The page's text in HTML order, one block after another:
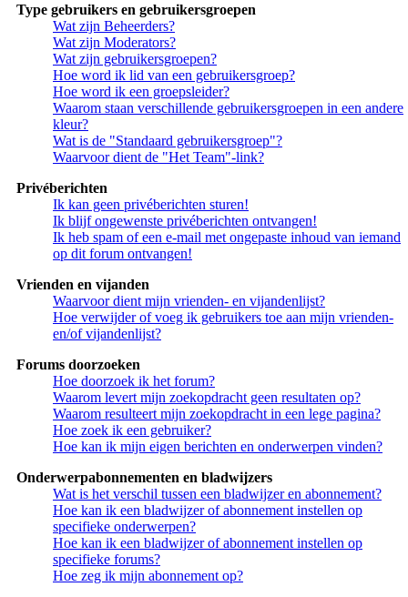
Type gebruikers en gebruikersgroepen
Wat zijn Beheerders?
Wat zijn Moderators?
Wat zijn gebruikersgroepen?
Hoe word ik lid van een gebruikersgroep?
Hoe word ik een groepsleider?
Waarom staan verschillende gebruikersgroepen in een andere
kleur?
Wat is de "Standaard gebruikersgroep"?
Waarvoor dient de "Het Team"-link?
Privéberichten
Ik kan geen privéberichten sturen!
Ik blijf ongewenste privéberichten ontvangen!
Ik heb spam of een e-mail met ongepaste inhoud van iemand
op dit forum ontvangen!
Vrienden en vijanden
Waarvoor dient mijn vrienden- en vijandenlijst?
Hoe verwijder of voeg ik gebruikers toe aan mijn vrienden-
en/of vijandenlijst?
Forums doorzoeken
Hoe doorzoek ik het forum?
Waarom levert mijn zoekopdracht geen resultaten op?
Waarom resulteert mijn zoekopdracht in een lege pagina?
Hoe zoek ik een gebruiker?
Hoe kan ik mijn eigen berichten en onderwerpen vinden?
Onderwerpabonnementen en bladwijzers
Wat is het verschil tussen een bladwijzer en abonnement?
Hoe kan ik een bladwijzer of abonnement instellen op
specifieke onderwerpen?
Hoe kan ik een bladwijzer of abonnement instellen op
specifieke forums?
Hoe zeg ik mijn abonnement op?